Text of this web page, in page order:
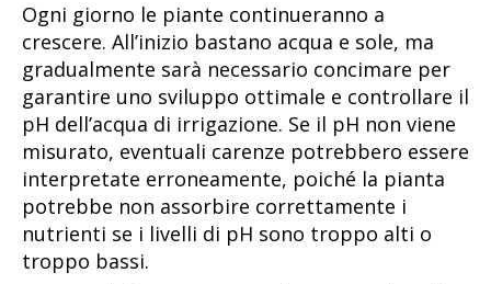
Ogni giorno le piante continueranno a
crescere. All’inizio bastano acqua e sole, ma
gradualmente sarà necessario concimare per
garantire uno sviluppo ottimale e controllare il
pH dell’acqua di irrigazione. Se il pH non viene
misurato, eventuali carenze potrebbero essere
interpretate erroneamente, poiché la pianta
potrebbe non assorbire correttamente i
nutrienti se i livelli di pH sono troppo alti o
troppo bassi.